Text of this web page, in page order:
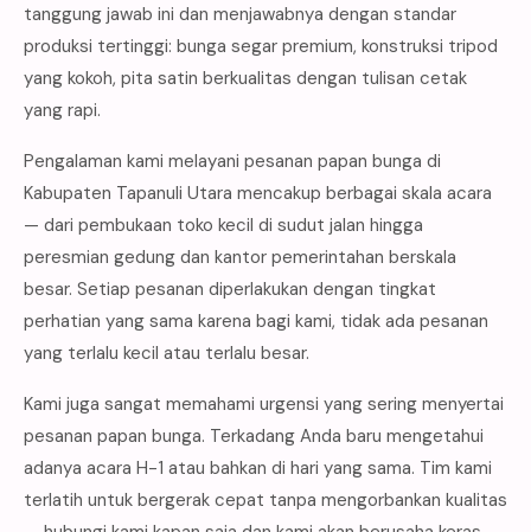
tanggung jawab ini dan menjawabnya dengan standar
produksi tertinggi: bunga segar premium, konstruksi tripod
yang kokoh, pita satin berkualitas dengan tulisan cetak
yang rapi.
Pengalaman kami melayani pesanan papan bunga di
Kabupaten Tapanuli Utara mencakup berbagai skala acara
— dari pembukaan toko kecil di sudut jalan hingga
peresmian gedung dan kantor pemerintahan berskala
besar. Setiap pesanan diperlakukan dengan tingkat
perhatian yang sama karena bagi kami, tidak ada pesanan
yang terlalu kecil atau terlalu besar.
Kami juga sangat memahami urgensi yang sering menyertai
pesanan papan bunga. Terkadang Anda baru mengetahui
adanya acara H-1 atau bahkan di hari yang sama. Tim kami
terlatih untuk bergerak cepat tanpa mengorbankan kualitas